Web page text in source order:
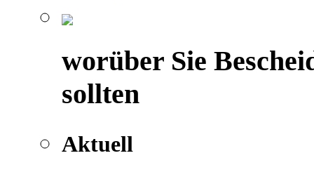
worüber Sie
sollten
Aktuell